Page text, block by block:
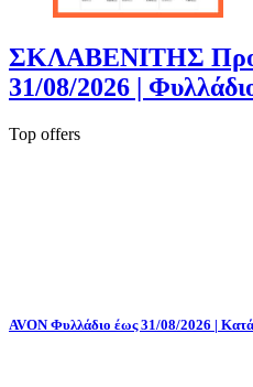
ΣΚΛΑΒΕΝΙΤΗΣ
31/08/2026 |
Top offers
AVON Φυλλάδιο έως 31/08/2026 |